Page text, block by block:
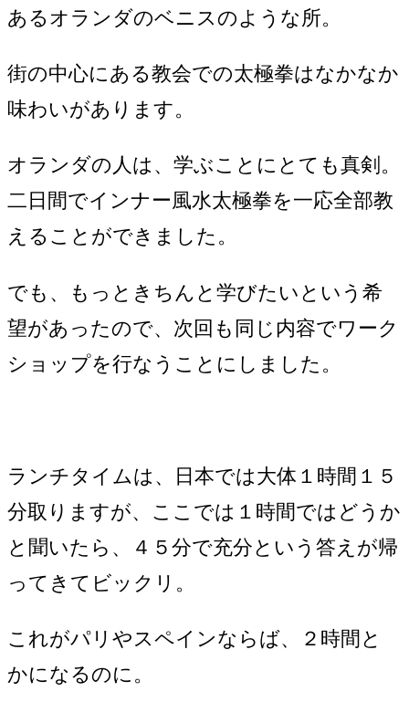
あるオランダのベニスのような所。
街の中心にある教会での太極拳はなかなか
味わいがあります。
オランダの人は、学ぶことにとても真剣。
二日間でインナー風水太極拳を一応全部教
えることができました。
でも、もっときちんと学びたいという希
望があったので、次回も同じ内容でワーク
ショップを行なうことにしました。
ランチタイムは、日本では大体１時間１５
分取りますが、ここでは１時間ではどうか
と聞いたら、４５分で充分という答えが帰
ってきてビックリ。
これがパリやスペインならば、２時間と
かになるのに。